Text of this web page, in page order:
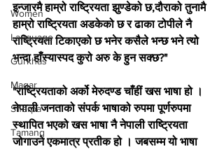
Women
Language
Gurkhas
Magar
Sherpa
Tamang
इन्जारमै हाम्रो राष्ट्रियता झुण्डेको छ,दौराको तुनामै
हाम्रो राष्ट्रियता अडकेको छ र ढाका टोपीले नै
राष्ट्रियता टिकाएको छ भनेर कसैले भन्छ भने त्यो
भन्दा हाँस्यास्पद कुरो अरु के हुन सक्छ?"
"राष्ट्रियताको अर्को मेरुदण्ड चाँहीं खस भाषा हो ।
नेपाली जनताको संपर्क भाषाको रुपमा पूर्णरुपमा
स्थापित भएको खस भाषा नै नेपाली राष्ट्रियता
जोगाउने एकमात्र प्रतीक हो । जबसम्म यो भाषा